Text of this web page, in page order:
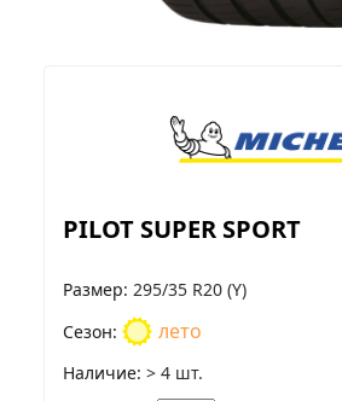
PILOT SUPER SPORT
Размер 295/35 R20 (Y)
Сезон
лето
Наличие > 4 шт.